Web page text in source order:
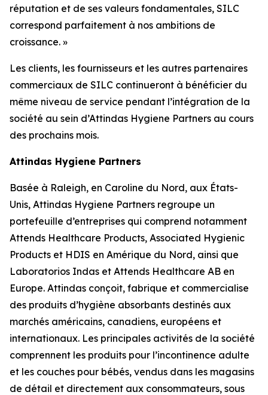
réputation et de ses valeurs fondamentales, SILC
correspond parfaitement à nos ambitions de
croissance. »
Les clients, les fournisseurs et les autres partenaires
commerciaux de SILC continueront à bénéficier du
même niveau de service pendant l’intégration de la
société au sein d’Attindas Hygiene Partners au cours
des prochains mois.
Attindas Hygiene Partners
Basée à Raleigh, en Caroline du Nord, aux États-
Unis, Attindas Hygiene Partners regroupe un
portefeuille d’entreprises qui comprend notamment
Attends Healthcare Products, Associated Hygienic
Products et HDIS en Amérique du Nord, ainsi que
Laboratorios Indas et Attends Healthcare AB en
Europe. Attindas conçoit, fabrique et commercialise
des produits d’hygiène absorbants destinés aux
marchés américains, canadiens, européens et
internationaux. Les principales activités de la société
comprennent les produits pour l’incontinence adulte
et les couches pour bébés, vendus dans les magasins
de détail et directement aux consommateurs, sous